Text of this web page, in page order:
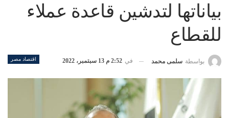
بياناتها لتدشين قاعدة عملاء
للقطاع
اقتصاد مصر بواسطة سلمى محمد في 2:52 م 13 سبتمبر، 2022